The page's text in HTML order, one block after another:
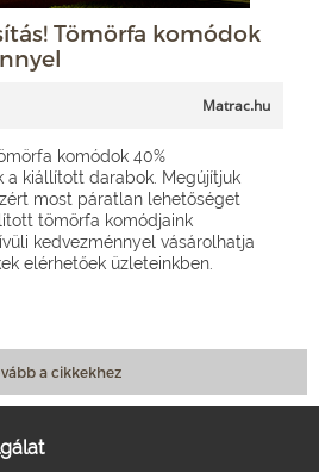
Tömörfa komódok
Matrac.hu
komódok 40%
a kiállított darabok. Megújítjuk
most páratlan lehetőséget
tömörfa komódjaink
kedvezménnyel vásárolhatja
elérhetőek üzleteinkben.
a cikkekhez